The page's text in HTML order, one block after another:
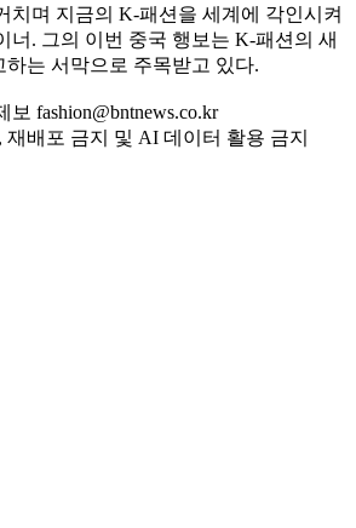
치며 지금의 K-패션을 세계에 각인시켜
너. 그의 이번 중국 행보는 K-패션의 새
하는 서막으로 주목받고 있다.
fashion@bntnews.co.kr
배포 금지 및 AI 데이터 활용 금지